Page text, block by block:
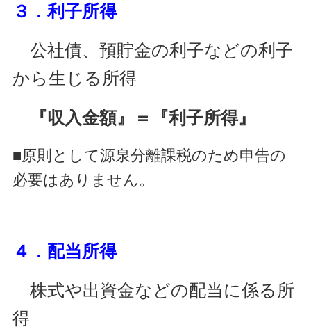
３．利子所得
公社債、預貯金の利子などの利子
から生じる所得
『収入金額』＝『利子所得』
■原則として源泉分離課税のため申告の
必要はありません。
４．配当所得
株式や出資金などの配当に係る所
得